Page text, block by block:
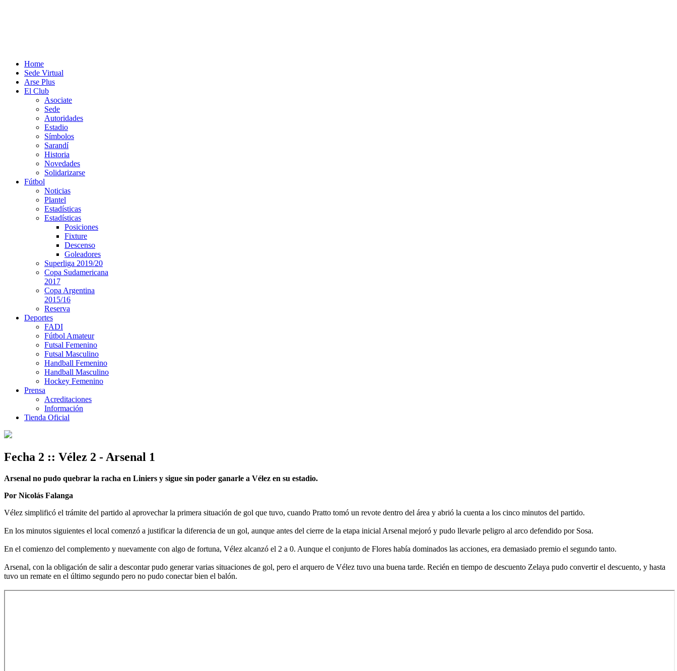
Home
Sede Virtual
Arse Plus
El Club
Asociate
Sede
Autoridades
Estadio
Símbolos
Sarandí
Historia
Novedades
Solidarizarse
Fútbol
Noticias
Plantel
Estadísticas
Estadísticas
Posiciones
Fixture
Descenso
Goleadores
Superliga 2019/20
Copa Sudamericana
2017
Copa Argentina
2015/16
Reserva
Deportes
FADI
Fútbol Amateur
Futsal Femenino
Futsal Masculino
Handball Femenino
Handball Masculino
Hockey Femenino
Prensa
Acreditaciones
Información
Tienda Oficial
Fecha 2 :: Vélez 2 - Arsenal 1
Arsenal no pudo quebrar la racha en Liniers y sigue sin poder ganarle a Vélez en su estadio.
Por Nicolás Falanga
Vélez simplificó el trámite del partido al aprovechar la primera situación de gol que tuvo, cuando Pratto tomó un revote dentro del área y abrió la cuenta a los cinco minutos del partido.
En los minutos siguientes el local comenzó a justificar la diferencia de un gol, aunque antes del cierre de la etapa inicial Arsenal mejoró y pudo llevarle peligro al arco defendido por Sosa.
En el comienzo del complemento y nuevamente con algo de fortuna, Vélez alcanzó el 2 a 0. Aunque el conjunto de Flores había dominados las acciones, era demasiado premio el segundo tanto.
Arsenal, con la obligación de salir a descontar pudo generar varias situaciones de gol, pero el arquero de Vélez tuvo una buena tarde. Recién en tiempo de descuento Zelaya pudo convertir el descuento, y hasta
tuvo un remate en el último segundo pero no pudo conectar bien el balón.